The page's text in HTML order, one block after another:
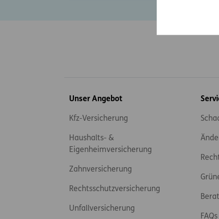
Inhaltsübersicht
Unser Angebot
Kfz-Versicherung
Haushalts- &
Eigenheimversicherung
Zahnversicherung
Rechtsschutzversicherung
Unfallversicherung
FAQs